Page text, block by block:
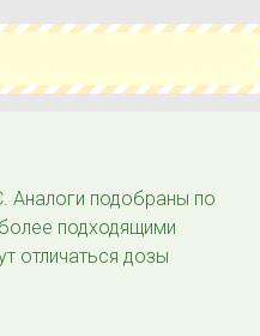
Аналоги подобраны по
подходящими
отличаться дозы